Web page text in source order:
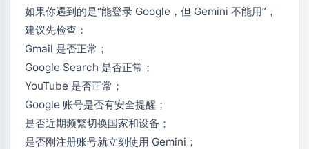
如果你遇到的是“能登录 Google，但 Gemini 不能用”，
建议先检查：
Gmail 是否正常；
Google Search 是否正常；
YouTube 是否正常；
Google 账号是否有安全提醒；
是否近期频繁切换国家和设备；
是否刚注册账号就立刻使用 Gemini；